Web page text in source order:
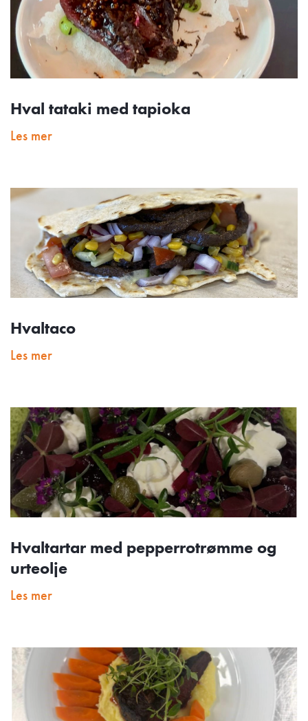
Hval tataki med tapioka
Les mer
Hvaltaco
Les mer
Hvaltartar med pepperrotrømme og
urteolje
Les mer